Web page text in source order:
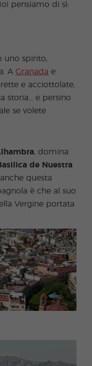
pensiamo di sì:
uno spirito,
AGranada e
e acciottolate,
storia... e persino
se volete
, domina
de Nuestra
questa
è che al suo
Vergine portata